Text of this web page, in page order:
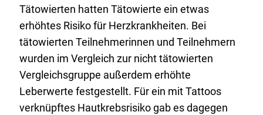
Tätowierten hatten Tätowierte ein etwas
erhöhtes Risiko für Herzkrankheiten. Bei
tätowierten Teilnehmerinnen und Teilnehmern
wurden im Vergleich zur nicht tätowierten
Vergleichsgruppe außerdem erhöhte
Leberwerte festgestellt. Für ein mit Tattoos
verknüpftes Hautkrebsrisiko gab es dagegen